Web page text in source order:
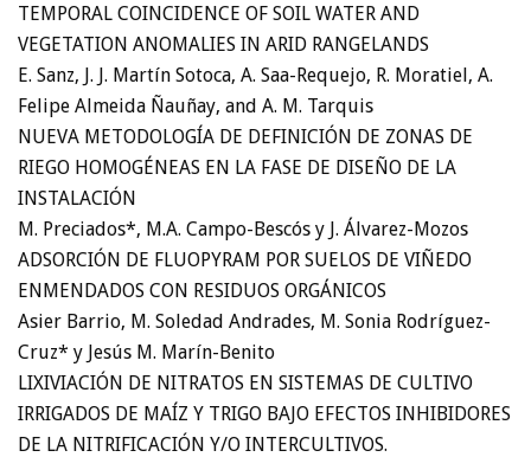
TEMPORAL COINCIDENCE OF SOIL WATER AND
VEGETATION ANOMALIES IN ARID RANGELANDS
E. Sanz, J. J. Martín Sotoca, A. Saa-Requejo, R. Moratiel, A.
Felipe Almeida Ñauñay, and A. M. Tarquis
NUEVA METODOLOGÍA DE DEFINICIÓN DE ZONAS DE
RIEGO HOMOGÉNEAS EN LA FASE DE DISEÑO DE LA
INSTALACIÓN
M. Preciados*, M.A. Campo-Bescós y J. Álvarez-Mozos
ADSORCIÓN DE FLUOPYRAM POR SUELOS DE VIÑEDO
ENMENDADOS CON RESIDUOS ORGÁNICOS
Asier Barrio, M. Soledad Andrades, M. Sonia Rodríguez-
Cruz* y Jesús M. Marín-Benito
LIXIVIACIÓN DE NITRATOS EN SISTEMAS DE CULTIVO
IRRIGADOS DE MAÍZ Y TRIGO BAJO EFECTOS INHIBIDORES
DE LA NITRIFICACIÓN Y/O INTERCULTIVOS.